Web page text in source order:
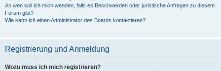
An wen soll ich mich wenden, falls es Beschwerden oder juristische Anfragen zu diesem
Forum gibt?
Wie kann ich einen Administrator des Boards kontaktieren?
Registrierung und Anmeldung
Wozu muss ich mich registrieren?